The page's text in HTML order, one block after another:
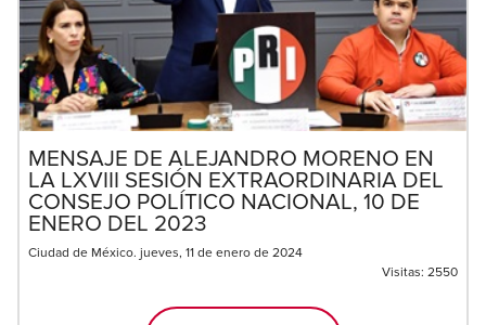
MENSAJE DE ALEJANDRO MORENO EN
LA LXVIII SESIÓN EXTRAORDINARIA DEL
CONSEJO POLÍTICO NACIONAL, 10 DE
ENERO DEL 2023
Ciudad de México. jueves, 11 de enero de 2024
Visitas: 2550